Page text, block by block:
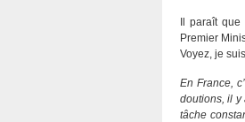
Il paraît
Premier
Voyez, je
En France,
doutions, il y
tâche